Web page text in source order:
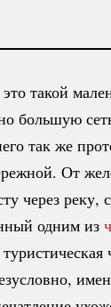
такой
большую
так же
От
через реку,
одним из